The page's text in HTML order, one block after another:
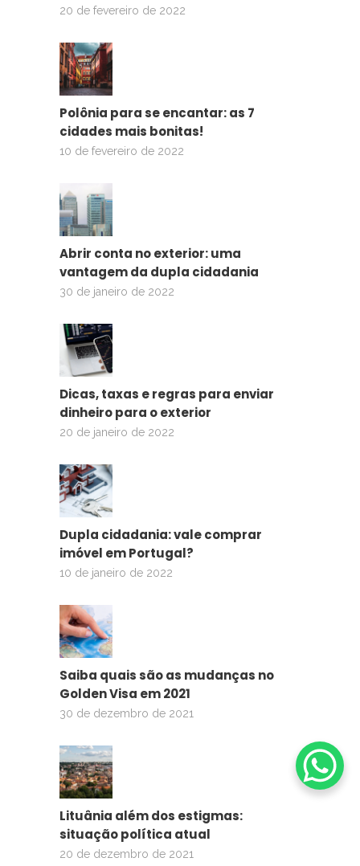
20 de fevereiro de 2022
Polônia para se encantar: as 7
cidades mais bonitas!
10 de fevereiro de 2022
Abrir conta no exterior: uma
vantagem da dupla cidadania
30 de janeiro de 2022
Dicas, taxas e regras para enviar
dinheiro para o exterior
20 de janeiro de 2022
Dupla cidadania: vale comprar
imóvel em Portugal?
10 de janeiro de 2022
Saiba quais são as mudanças no
Golden Visa em 2021
30 de dezembro de 2021
Lituânia além dos estigmas:
situação política atual
20 de dezembro de 2021